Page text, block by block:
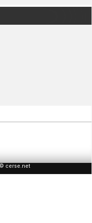
cerse.net